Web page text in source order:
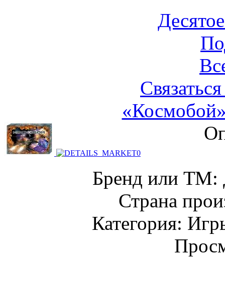
Бренд или ТМ:
Страна
Категория: